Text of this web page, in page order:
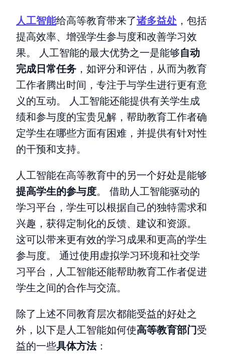
人工智能给高等教育带来了诸多益处 ，包括
提高效率、增强学生参与度和改善学习效
果。 人工智能的最大优势之一是能够自动
完成日常任务 ，如评分和评估，从而为教育
工作者腾出时间，专注于与学生进行更有意
义的互动。 人工智能还能提供有关学生成
绩和参与度的宝贵见解，帮助教育工作者确
定学生在哪些方面有困难，并提供有针对性
的干预和支持。
人工智能在高等教育中的另一个好处是能够
提高学生的参与度。 借助人工智能驱动的
学习平台，学生可以根据自己的独特需求和
兴趣，获得定制化的反馈、建议和资源。
这可以带来更有效的学习成果和更高的学生
参与度。 通过使用虚拟学习环境和社交学
习平台，人工智能还能帮助教育工作者促进
学生之间的合作与交流。
除了上述不同教育层次都能受益的好处之
外，以下是人工智能如何使高等教育部门受
益的一些具体方法：